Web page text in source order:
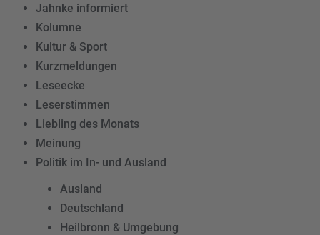
Jahnke informiert
Kolumne
Kultur & Sport
Kurzmeldungen
Leseecke
Leserstimmen
Liebling des Monats
Meinung
Politik im In- und Ausland
Ausland
Deutschland
Heilbronn & Umgebung